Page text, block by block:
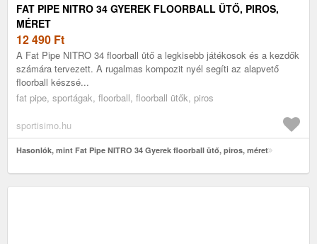
FAT PIPE NITRO 34 GYEREK FLOORBALL ÜTŐ, PIROS,
MÉRET
12 490 Ft
A Fat Pipe NITRO 34 floorball ütő a legkisebb játékosok és a kezdők
számára tervezett. A rugalmas kompozit nyél segíti az alapvető
floorball készsé...
fat pipe, sportágak, floorball, floorball ütők, piros
sportisimo.hu
Hasonlók, mint Fat Pipe NITRO 34 Gyerek floorball ütő, piros, méret